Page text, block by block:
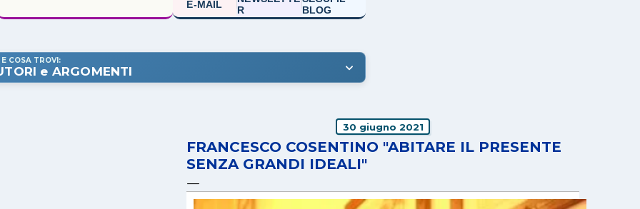
E-MAIL
R
BLOG
E COSA TROVI:
e ARGOMENTI
30 giugno 2021
FRANCESCO COSENTINO "ABITARE IL PRESENTE
SENZA GRANDI IDEALI"